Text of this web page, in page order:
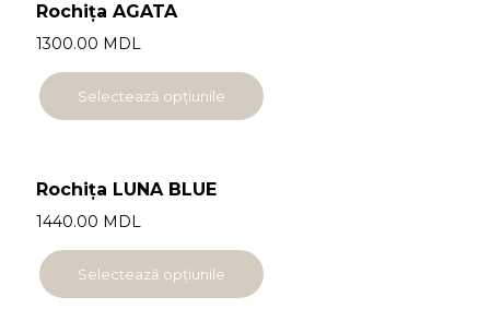
Rochița AGATA
1300.00 MDL
Selectează opțiunile
Rochița LUNA BLUE
1440.00 MDL
Selectează opțiunile